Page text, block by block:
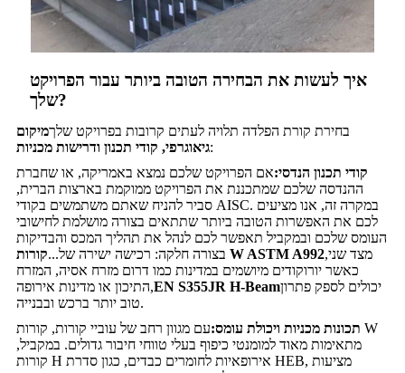
איך לעשות את הבחירה הטובה ביותר עבור הפרויקט
שלך?
בחירת קורת הפלדה תלויה לעתים קרובות בפרויקט שלךמיקום
גיאוגרפי, קודי תכנון ודרישות מכניות:
קודי תכנון הנדסי:אם הפרויקט שלכם נמצא באמריקה, או שחברת
ההנדסה שלכם שמתכננת את הפרויקט ממוקמת בארצות הברית,
סביר להניח שאתם משתמשים בקודי AISC. במקרה זה, אנו מציעים
לכם את האפשרות הטובה ביותר שתתאים בצורה מושלמת לחישובי
העומס שלכם ובמקביל תאפשר לכם לנהל את תהליך המכס והבדיקות
בצורה חלקה: רכישה ישירה של... קורות W ASTM A992מצד שני,
כאשר יורוקודים מיושמים במדינות כמו דרום מזרח אסיה, המזרח
התיכון או מדינות אירופה,EN S355JR H-Beamיכולים לספק פתרון
טוב יותר ברכש ובבנייה.
תכונות מכניות ויכולת עומס:עם מגוון רחב של עוביי קורות, קורות W
מתאימות מאוד למומנטי כיפוף בעלי טווחי חיבור גדולים. במקביל,
קורות H אירופאיות לחומרים כבדים, כגון סדרת HEB, מציעות